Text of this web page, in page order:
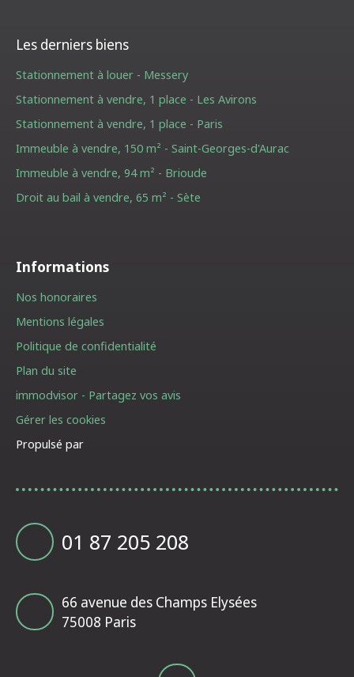
Les derniers biens
Stationnement à louer - Messery
Stationnement à vendre, 1 place - Les Avirons
Stationnement à vendre, 1 place - Paris
Immeuble à vendre, 150 m² - Saint-Georges-d'Aurac
Immeuble à vendre, 94 m² - Brioude
Droit au bail à vendre, 65 m² - Sète
Informations
Nos honoraires
Mentions légales
Politique de confidentialité
Plan du site
immodvisor - Partagez vos avis
Gérer les cookies
Propulsé par
01 87 205 208
66 avenue des Champs Elysées
75008 Paris